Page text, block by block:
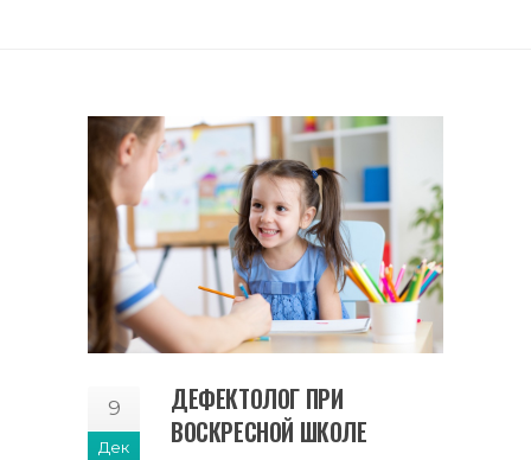
9
Дек
ДЕФЕКТОЛОГ ПРИ
ВОСКРЕСНОЙ ШКОЛЕ